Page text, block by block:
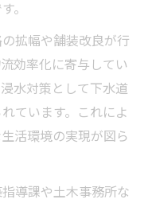
。
拡幅や舗装改良が行
効率化に寄与してい
水対策として下水道
ています。これによ
活環境の実現が図ら
導課や土木事務所な